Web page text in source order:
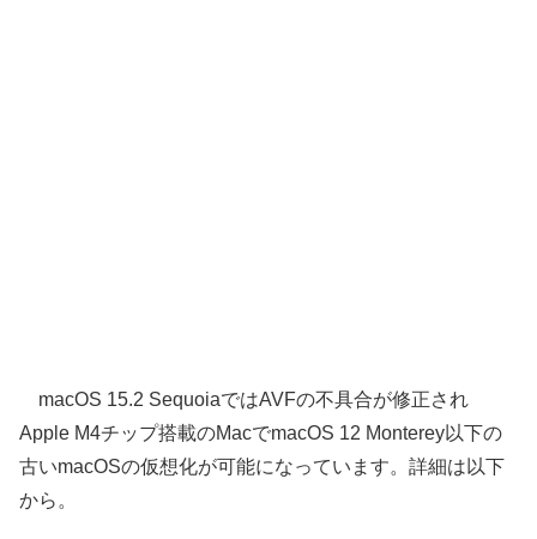
macOS 15.2 SequoiaではAVFの不具合が修正され
Apple M4チップ搭載のMacでmacOS 12 Monterey以下の
古いmacOSの仮想化が可能になっています。詳細は以下
から。